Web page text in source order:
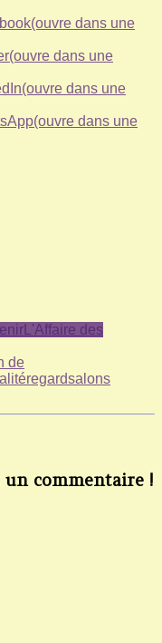
dans une
dans une
dans une
dans une
L'Affaire des
de
regardsalons
un commentaire !